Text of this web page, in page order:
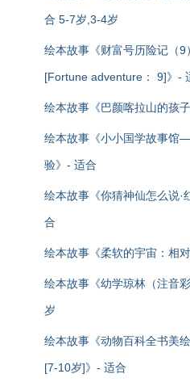
合 5-7岁,3-4岁
绘本故事《财富号历险记（
[Fortune adventure： 9]》-
绘本故事《巴颜喀拉山的孩
绘本故事《小小国学故事馆
验》- 适合
绘本故事《你猜神仙怎么说
合
绘本故事《柔软的宇宙：相
绘本故事《幼学琼林（注音
岁
绘本故事《动物百科全书美
[7-10岁]》- 适合